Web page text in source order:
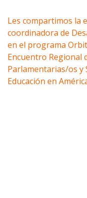
Les compartimos la
coordinadora de
en el programa
Encuentro Regional
Parlamentarias/os y
Educación en